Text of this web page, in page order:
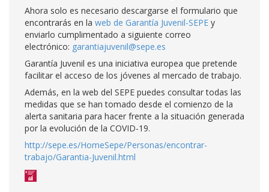
Ahora solo es necesario descargarse el formulario que
encontrarás en la web de Garantía Juvenil-SEPE y
enviarlo cumplimentado a siguiente correo
electrónico: garantiajuvenil@sepe.es
Garantía Juvenil es una iniciativa europea que pretende
facilitar el acceso de los jóvenes al mercado de trabajo.
Además, en la web del SEPE puedes consultar todas las
medidas que se han tomado desde el comienzo de la
alerta sanitaria para hacer frente a la situación generada
por la evolución de la COVID-19.
http://sepe.es/HomeSepe/Personas/encontrar-
trabajo/Garantia-Juvenil.html